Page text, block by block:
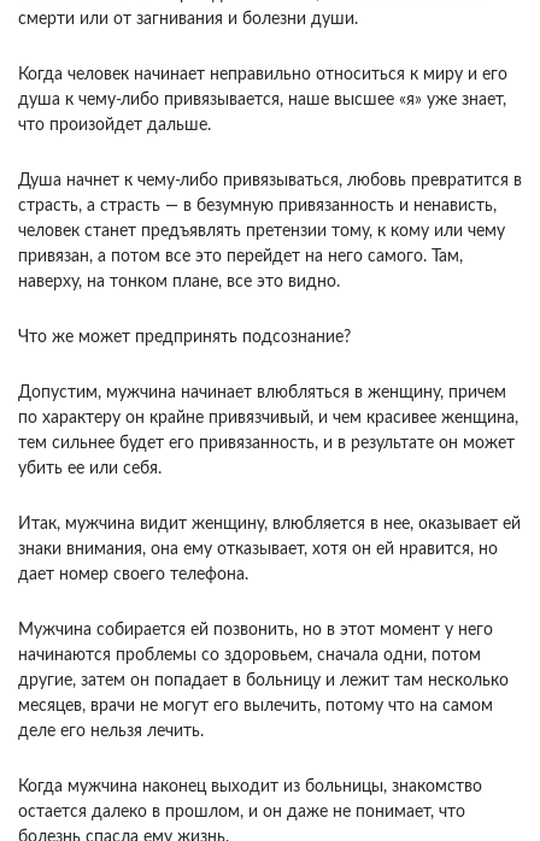
смерти или от загнивания и болезни души.
Когда человек начинает неправильно относиться к миру и его
душа к чему-либо привязывается, наше высшее «я» уже знает,
что произойдет дальше.
Душа начнет к чему-либо привязываться, любовь превратится в
страсть, а страсть — в безумную привязанность и ненависть,
человек станет предъявлять претензии тому, к кому или чему
привязан, а потом все это перейдет на него самого. Там,
наверху, на тонком плане, все это видно.
Что же может предпринять подсознание?
Допустим, мужчина начинает влюбляться в женщину, причем
по характеру он крайне привязчивый, и чем красивее женщина,
тем сильнее будет его привязанность, и в результате он может
убить ее или себя.
Итак, мужчина видит женщину, влюбляется в нее, оказывает ей
знаки внимания, она ему отказывает, хотя он ей нравится, но
дает номер своего телефона.
Мужчина собирается ей позвонить, но в этот момент у него
начинаются проблемы со здоровьем, сначала одни, потом
другие, затем он попадает в больницу и лежит там несколько
месяцев, врачи не могут его вылечить, потому что на самом
деле его нельзя лечить.
Когда мужчина наконец выходит из больницы, знакомство
остается далеко в прошлом, и он даже не понимает, что
болезнь спасла ему жизнь.